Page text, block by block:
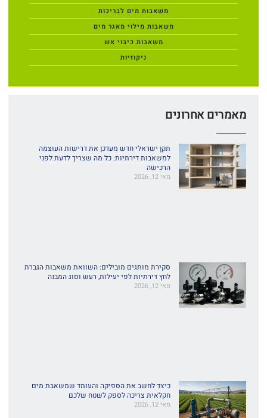
משאבות מים לבריכות
משאבות מילוי מאגר מים
משאבות כיבוי אש
ניקוזיות
מאמרים אחרונים
תקן ישראלי חדש מעדכן את דרישות העוצמה
למשאבות דירתיות: כל מה שצריך לדעת לפני
הרכישה
מאי 12, 2026
סקירת מותגים מובילים: השוואת משאבות הגברת
לחץ דירתיות לפי יעילות, רעש וסוג המבנה
מאי 12, 2026
כיצד לחשב את הספיקה והעומד שמשאבת מים
חקלאית צריכה לספק לשטח שלכם
מאי 12, 2026